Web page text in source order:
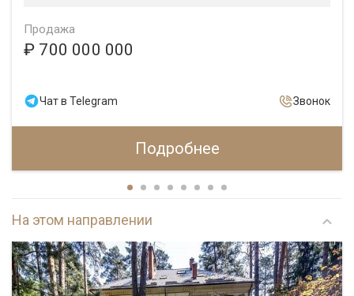
Продажа
₽ 700 000 000
Чат в Telegram Звонок
Подробнее
На этом направлении